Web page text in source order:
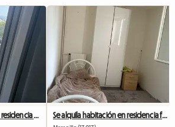
Se alquila habitación en residencia familiar.